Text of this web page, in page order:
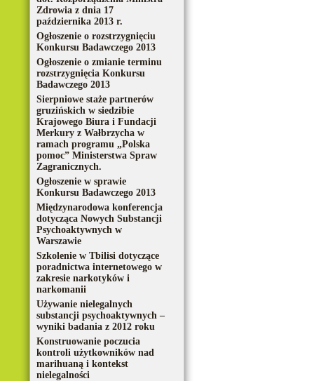
Zdrowia z dnia 17
października 2013 r.
Ogłoszenie o rozstrzygnięciu
Konkursu Badawczego 2013
Ogłoszenie o zmianie terminu
rozstrzygnięcia Konkursu
Badawczego 2013
Sierpniowe staże partnerów
gruzińskich w siedzibie
Krajowego Biura i Fundacji
Merkury z Wałbrzycha w
ramach programu „Polska
pomoc” Ministerstwa Spraw
Zagranicznych.
Ogłoszenie w sprawie
Konkursu Badawczego 2013
Międzynarodowa konferencja
dotycząca Nowych Substancji
Psychoaktywnych w
Warszawie
Szkolenie w Tbilisi dotyczące
poradnictwa internetowego w
zakresie narkotyków i
narkomanii
Używanie nielegalnych
substancji psychoaktywnych –
wyniki badania z 2012 roku
Konstruowanie poczucia
kontroli użytkowników nad
marihuaną i kontekst
nielegalności